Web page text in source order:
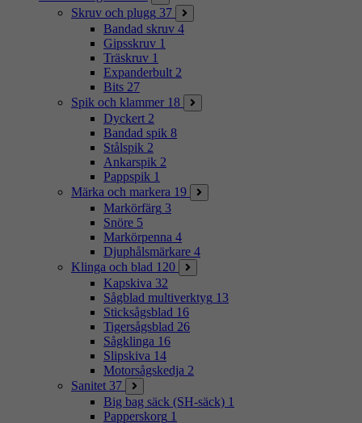
Skruv och plugg 37
Bandad skruv 4
Gipsskruv 1
Träskruv 1
Expanderbult 2
Bits 27
Spik och klammer 18
Dyckert 2
Bandad spik 8
Stålspik 2
Ankarspik 2
Pappspik 1
Märka och markera 19
Markörfärg 3
Snöre 5
Markörpenna 4
Djuphålsmärkare 4
Klinga och blad 120
Kapskiva 32
Sågblad multiverktyg 13
Sticksågsblad 16
Tigersågsblad 26
Sågklinga 16
Slipskiva 14
Motorsågskedja 2
Sanitet 37
Big bag säck (SH-säck) 1
Papperskorg 1